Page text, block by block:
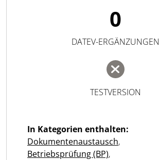
0
DATEV-ERGÄNZUNGEN
TESTVERSION
In Kategorien enthalten:
Dokumentenaustausch,
Betriebsprüfung (BP),